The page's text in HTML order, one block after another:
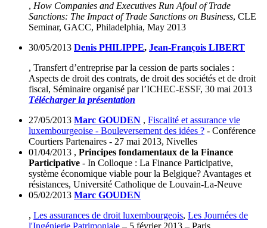
, How Companies and Executives Run Afoul of Trade
Sanctions: The Impact of Trade Sanctions on Business, CLE
Seminar, GACC, Philadelphia, May 2013
30/05/2013 Denis PHILIPPE, Jean-François LIBERT
, Transfert d’entreprise par la cession de parts sociales :
Aspects de droit des contrats, de droit des sociétés et de droit
fiscal, Séminaire organisé par l’ICHEC-ESSF, 30 mai 2013
Télécharger la présentation
27/05/2013 Marc GOUDEN , Fiscalité et assurance vie
luxembourgeoise - Bouleversement des idées ? - Conférence
Courtiers Partenaires - 27 mai 2013, Nivelles
01/04/2013 , Principes fondamentaux de la Finance
Participative - In Colloque : La Finance Participative,
système économique viable pour la Belgique? Avantages et
résistances, Université Catholique de Louvain-La-Neuve
05/02/2013 Marc GOUDEN
, Les assurances de droit luxembourgeois, Les Journées de
l'Ingénierie Patrimoniale – 5 février 2013 – Paris